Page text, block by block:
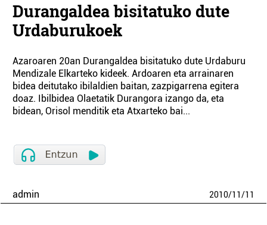
Durangaldea bisitatuko dute
Urdaburukoek
Azaroaren 20an Durangaldea bisitatuko dute Urdaburu
Mendizale Elkarteko kideek. Ardoaren eta arrainaren
bidea deitutako ibilaldien baitan, zazpigarrena egitera
doaz. Ibilbidea Olaetatik Durangora izango da, eta
bidean, Orisol menditik eta Atxarteko bai...
admin 2010/11/11